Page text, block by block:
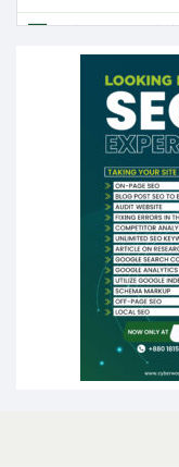
এবার লঞ্চের
১৭ থেকে ২১
১৬ মে চাঁদপুর ও
উচ্চশিক্ষায়
পিএইচডি করছেন
সারা দেশে
কঠোর হচ্ছে
ফরিদগঞ্জে আগুনে